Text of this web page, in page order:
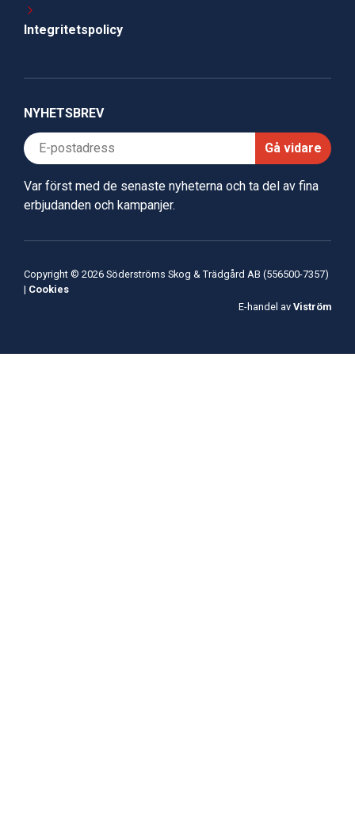
Integritetspolicy
NYHETSBREV
Gå vidare
Var först med de senaste nyheterna och ta del av fina
erbjudanden och kampanjer.
Copyright © 2026 Söderströms Skog & Trädgård AB (556500-7357)
| Cookies
E-handel av Viström